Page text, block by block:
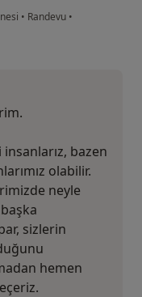
• Randevu •
bazen
olabilir.
neyle
sizlerin
hemen